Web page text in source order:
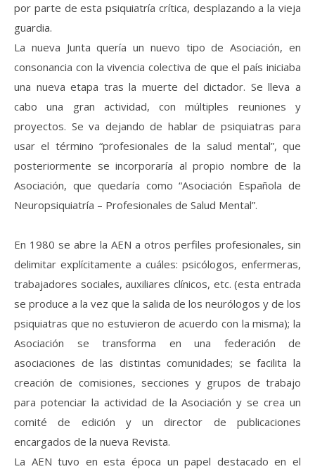
por parte de esta psiquiatría crítica, desplazando a la vieja
guardia.
La nueva Junta quería un nuevo tipo de Asociación, en
consonancia con la vivencia colectiva de que el país iniciaba
una nueva etapa tras la muerte del dictador. Se lleva a
cabo una gran actividad, con múltiples reuniones y
proyectos. Se va dejando de hablar de psiquiatras para
usar el término “profesionales de la salud mental”, que
posteriormente se incorporaría al propio nombre de la
Asociación, que quedaría como “Asociación Española de
Neuropsiquiatría – Profesionales de Salud Mental”.
En 1980 se abre la AEN a otros perfiles profesionales, sin
delimitar explícitamente a cuáles: psicólogos, enfermeras,
trabajadores sociales, auxiliares clínicos, etc. (esta entrada
se produce a la vez que la salida de los neurólogos y de los
psiquiatras que no estuvieron de acuerdo con la misma); la
Asociación se transforma en una federación de
asociaciones de las distintas comunidades; se facilita la
creación de comisiones, secciones y grupos de trabajo
para potenciar la actividad de la Asociación y se crea un
comité de edición y un director de publicaciones
encargados de la nueva Revista.
La AEN tuvo en esta época un papel destacado en el